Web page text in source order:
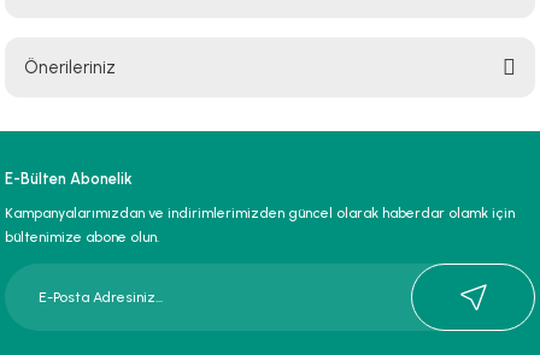
Önerileriniz
Bu ürünün fiyat bilgisi, resim, ürün açıklamalarında ve diğer konularda
iletebilirsiniz.
Ürün açıklamasında eksik bilgiler bulunuyor.
E-Bülten Abonelik
Kampanyalarımızdan ve indirimlerimizden güncel olarak haberdar olamk için
bültenimize abone olun.